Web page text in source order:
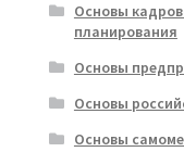
Основы
планирования
Основы
Основы
Основы